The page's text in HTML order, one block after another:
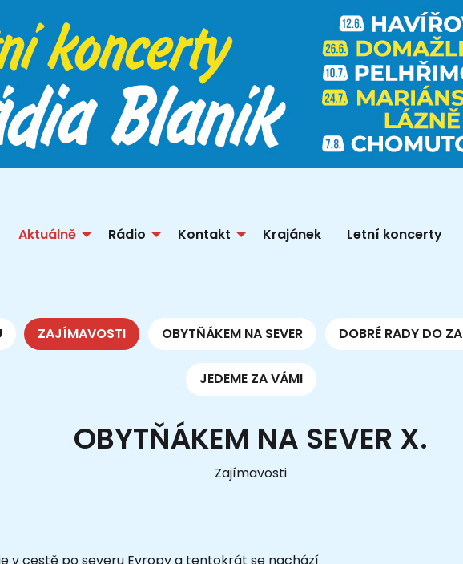
Aktuálně Rádio Kontakt Krajánek Letní koncerty
ZAJÍMAVOSTI OBYTŇÁKEM NA SEVER DOBRÉ RADY DO
JEDEME ZA VÁMI
OBYTŇÁKEM NA SEVER X.
Zajímavosti
v cestě po severu Evropy a tentokrát se nachází